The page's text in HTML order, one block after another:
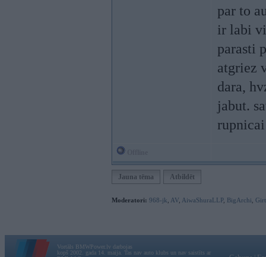
par to
ir labi
parasti
atgriez
dara,
jabut.
Jauna tēma Atbildēt
Moderatori: 968-jk AV AiwaShuraLLP, BigArchi
Vortāls BMWPower.lv darbojas
kopš 2002. gada 14. maija. Tas nav auto klubs un nav saistīts ar